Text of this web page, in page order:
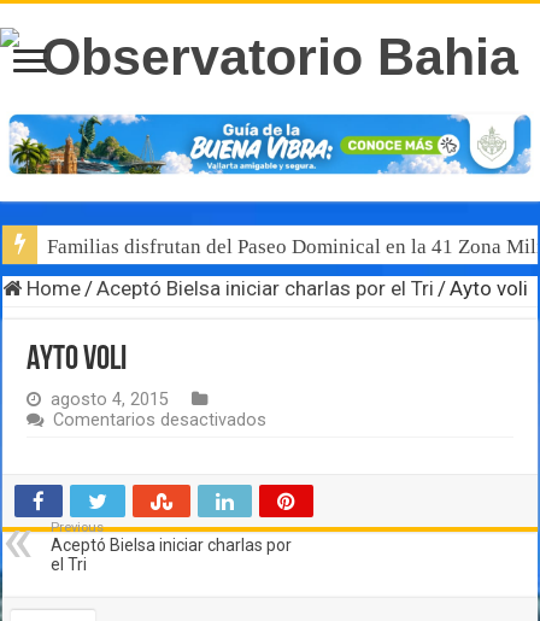
Familias disfrutan del Paseo Dominical en la 41 Zona
Home/Aceptó Bielsa iniciar charlas por el Tri /Ayto voli
Ayto voli
agosto 4, 2015
Comentarios desactivados
Previous
Aceptó Bielsa iniciar charlas por
el Tri